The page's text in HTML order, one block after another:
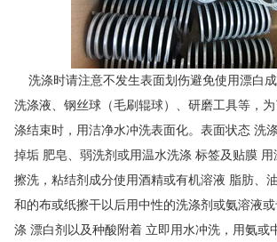
洗涤时请注意不发生表面划伤避免使用漂白
洗涤液、钢丝球（毛刷辊球）、研磨工具等，
涤结束时，用洁净水冲洗表面化。表面状态 洗
掉垢 肥皂、弱洗剂或用温水洗涤 标签及贴膜
擦洗，粘结剂成分使用酒精或有机溶液 脂肪、
和的布或纸擦干以后用中性的洗涤剂或氨溶液
涤 漂白剂以及种酸附着 立即用水冲洗，用氨或